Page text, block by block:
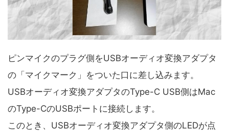
ピンマイクのプラグ側をUSBオーディオ変換アダプタ
の「マイクマーク」をついた口に差し込みます。
USBオーディオ変換アダプタのType-C USB側はMac
のType-CのUSBポートに接続します。
このとき、USBオーディオ変換アダプタ側のLEDが点